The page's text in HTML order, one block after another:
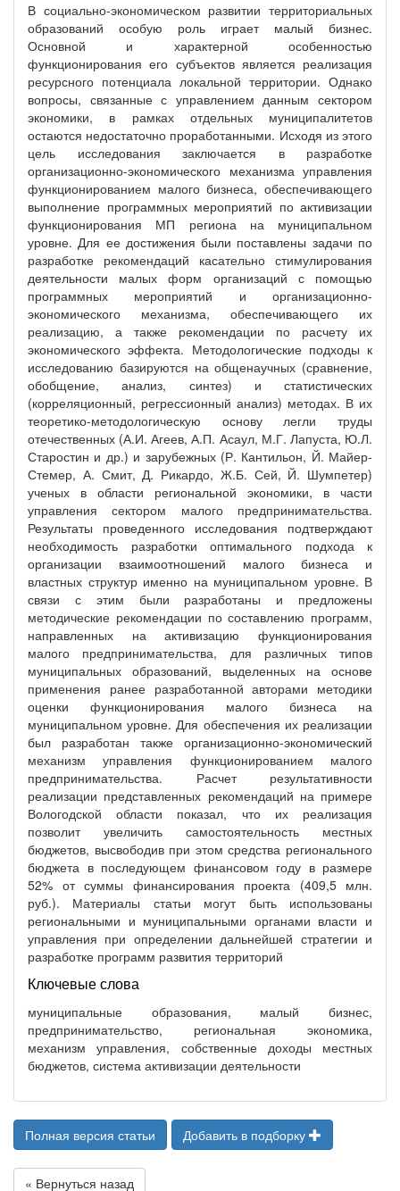
В социально-экономическом развитии территориальных
образований особую роль играет малый бизнес.
Основной и характерной особенностью
функционирования его субъектов является реализация
ресурсного потенциала локальной территории. Однако
вопросы, связанные с управлением данным сектором
экономики, в рамках отдельных муниципалитетов
остаются недостаточно проработанными. Исходя из этого
цель исследования заключается в разработке
организационно-экономического механизма управления
функционированием малого бизнеса, обеспечивающего
выполнение программных мероприятий по активизации
функционирования МП региона на муниципальном
уровне. Для ее достижения были поставлены задачи по
разработке рекомендаций касательно стимулирования
деятельности малых форм организаций с помощью
программных мероприятий и организационно-
экономического механизма, обеспечивающего их
реализацию, а также рекомендации по расчету их
экономического эффекта. Методологические подходы к
исследованию базируются на общенаучных (сравнение,
обобщение, анализ, синтез) и статистических
(корреляционный, регрессионный анализ) методах. В их
теоретико-методологическую основу легли труды
отечественных (А.И. Агеев, А.П. Асаул, М.Г. Лапуста, Ю.Л.
Старостин и др.) и зарубежных (Р. Кантильон, Й. Майер-
Стемер, А. Смит, Д. Рикардо, Ж.Б. Сей, Й. Шумпетер)
ученых в области региональной экономики, в части
управления сектором малого предпринимательства.
Результаты проведенного исследования подтверждают
необходимость разработки оптимального подхода к
организации взаимоотношений малого бизнеса и
властных структур именно на муниципальном уровне. В
связи с этим были разработаны и предложены
методические рекомендации по составлению программ,
направленных на активизацию функционирования
малого предпринимательства, для различных типов
муниципальных образований, выделенных на основе
применения ранее разработанной авторами методики
оценки функционирования малого бизнеса на
муниципальном уровне. Для обеспечения их реализации
был разработан также организационно-экономический
механизм управления функционированием малого
предпринимательства. Расчет результативности
реализации представленных рекомендаций на примере
Вологодской области показал, что их реализация
позволит увеличить самостоятельность местных
бюджетов, высвободив при этом средства регионального
бюджета в последующем финансовом году в размере
52% от суммы финансирования проекта (409,5 млн.
руб.). Материалы статьи могут быть использованы
региональными и муниципальными органами власти и
управления при определении дальнейшей стратегии и
разработке программ развития территорий
Ключевые слова
муниципальные образования, малый бизнес,
предпринимательство, региональная экономика,
механизм управления, собственные доходы местных
бюджетов, система активизации деятельности
Полная версия статьи Добавить в подборку
« Вернуться назад